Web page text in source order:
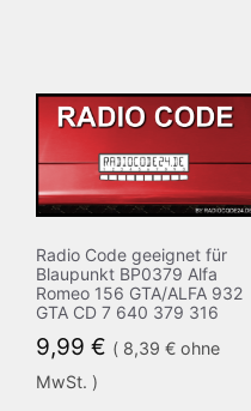
Radio Code geeignet für
Blaupunkt BP0379 Alfa
Romeo 156 GTA/ALFA 932
GTA CD 7 640 379 316
9,99 € ( 8,39 € ohne
MwSt. )